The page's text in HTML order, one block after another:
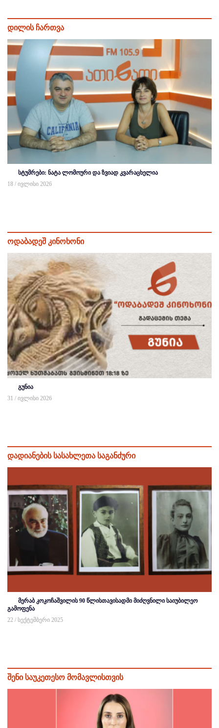
დილის ჩართვა
სტუმრები: ნატა ლომოური და ზვიად კვარაცხელია
18 / ივლისი 2026
ოდაბადეშ კინოხონი
გუნია
31 / ივლისი 2026
დადიანების სასახლეთა საგანძური
მერაბ კოკოჩაშვილის 90 წლისთავისადმი მიძღვნილი საიუბილეო
გამოფენა
22 / სექტემბერი 2025
შენი საუკეთესო მომავლისთვის